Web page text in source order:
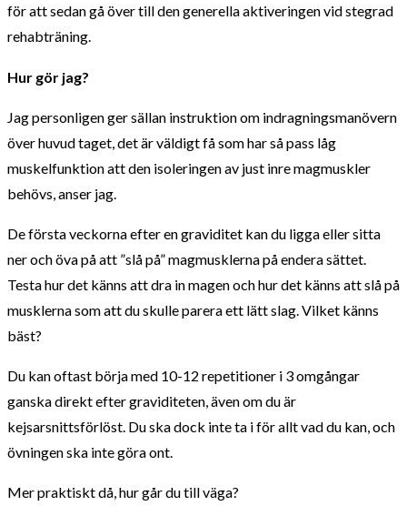
för att sedan gå över till den generella aktiveringen vid stegrad
rehabträning.
Hur gör jag?
Jag personligen ger sällan instruktion om indragningsmanövern
över huvud taget, det är väldigt få som har så pass låg
muskelfunktion att den isoleringen av just inre magmuskler
behövs, anser jag.
De första veckorna efter en graviditet kan du ligga eller sitta
ner och öva på att ”slå på” magmusklerna på endera sättet.
Testa hur det känns att dra in magen och hur det känns att slå på
musklerna som att du skulle parera ett lätt slag. Vilket känns
bäst?
Du kan oftast börja med 10-12 repetitioner i 3 omgångar
ganska direkt efter graviditeten, även om du är
kejsarsnittsförlöst. Du ska dock inte ta i för allt vad du kan, och
övningen ska inte göra ont.
Mer praktiskt då, hur går du till väga?